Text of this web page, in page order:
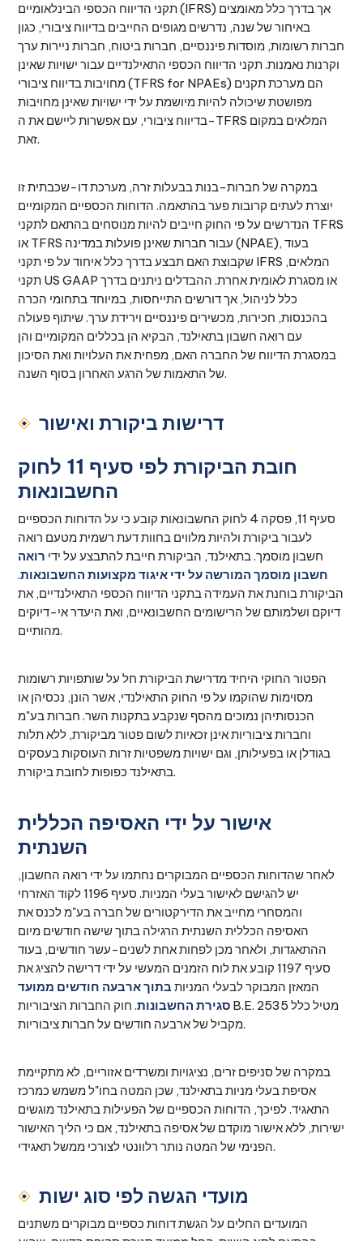
תקני הדיווח הכספי הבינלאומיים (IFRS) אך בדרך כלל מאומצים
באיחור של שנה, נדרשים מגופים החייבים בדיווח ציבורי, כגון
חברות רשומות, מוסדות פיננסיים, חברות ביטוח, חברות ניירות ערך
וקרנות נאמנות. תקני הדיווח הכספי התאילנדיים עבור ישויות שאינן
מחויבות בדיווח ציבורי (TFRS for NPAEs) הם מערכת תקנים
מפושטת שיכולה להיות מיושמת על ידי ישויות שאינן מחויבות
בדיווח ציבורי, עם אפשרות ליישם את ה-TFRS המלאים במקום
זאת.
במקרה של חברות-בנות בבעלות זרה, מערכת דו-שכבתית זו
יוצרת לעתים קרובות פער בהתאמה. הדוחות הכספיים המקומיים
הנדרשים על פי החוק חייבים להיות מנוסחים בהתאם לתקני TFRS
או TFRS עבור חברות שאינן פועלות במדינה (NPAE), בעוד
שקבוצת האם תבצע בדרך כלל איחוד על פי תקני IFRS המלאים,
תקני US GAAP או מסגרת לאומית אחרת. ההבדלים ניתנים בדרך
כלל לניהול, אך דורשים התייחסות, במיוחד בתחומי הכרה
בהכנסות, חכירות, מכשירים פיננסיים וירידת ערך. שיתוף פעולה
עם רואה חשבון בתאילנד, הבקיא הן בכללים המקומיים והן
במסגרת הדיווח של החברה האם, מפחית את העלויות ואת הסיכון
של התאמות של הרגע האחרון בסוף השנה.
דרישות ביקורת ואישור
חובת הביקורת לפי סעיף 11 לחוק
החשבונאות
סעיף 11, פסקה 4 לחוק החשבונאות קובע כי על הדוחות הכספיים
לעבור ביקורת ולהיות מלווים בחוות דעת רשמית מטעם רואה
חשבון מוסמך. בתאילנד, הביקורת חייבת להתבצע על ידי רואה
חשבון מוסמך המורשה על ידי איגוד מקצועות החשבונאות.
הביקורת בוחנת את העמידה בתקני הדיווח הכספי התאילנדיים, את
דיוקם ושלמותם של הרישומים החשבונאיים, ואת היעדר אי-דיוקים
מהותיים.
הפטור החוקי היחיד מדרישת הביקורת חל על שותפויות רשומות
מסוימות שהוקמו על פי החוק התאילנדי, אשר הונן, נכסיהן או
הכנסותיהן נמוכים מהסף שנקבע בתקנות השר. חברות בע"מ
וחברות ציבוריות אינן זכאיות לשום פטור מביקורת, ללא תלות
בגודלן או בפעילותן, וגם ישויות משפטיות זרות העוסקות בעסקים
בתאילנד כפופות לחובת ביקורת.
אישור על ידי האסיפה הכללית
השנתית
לאחר שהדוחות הכספיים המבוקרים נחתמו על ידי רואה החשבון,
יש להגישם לאישור בעלי המניות. סעיף 1196 לקוד האזרחי
והמסחרי מחייב את הדירקטורים של חברה בע"מ לכנס את
האסיפה הכללית השנתית הרגילה בתוך שישה חודשים מיום
ההתאגדות, ולאחר מכן לפחות אחת לשנים-עשר חודשים, בעוד
סעיף 1197 קובע את לוח הזמנים המעשי על ידי דרישה להציג את
המאזן המבוקר לבעלי המניות בתוך ארבעה חודשים ממועד
סגירת החשבונות. חוק החברות הציבוריות B.E. 2535 מטיל כלל
מקביל של ארבעה חודשים על חברות ציבוריות.
במקרה של סניפים זרים, נציגויות ומשרדים אזוריים, לא מתקיימת
אסיפת בעלי מניות בתאילנד, שכן המטה בחו"ל משמש כמרכז
התאגיד. לפיכך, הדוחות הכספיים של הפעילות בתאילנד מוגשים
ישירות, ללא אישור מוקדם של אסיפה בתאילנד, אם כי הליך האישור
הפנימי של המטה נותר רלוונטי לצורכי ממשל תאגידי.
מועדי הגשה לפי סוג ישות
המועדים החלים על הגשת דוחות כספיים מבוקרים משתנים